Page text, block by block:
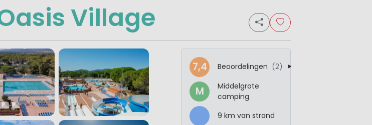
Village
7,4 Beoordelingen (2)
M
Middelgrote
camping
9 km van strand